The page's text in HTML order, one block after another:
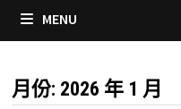
MENU
月份: 2026 年 1 月